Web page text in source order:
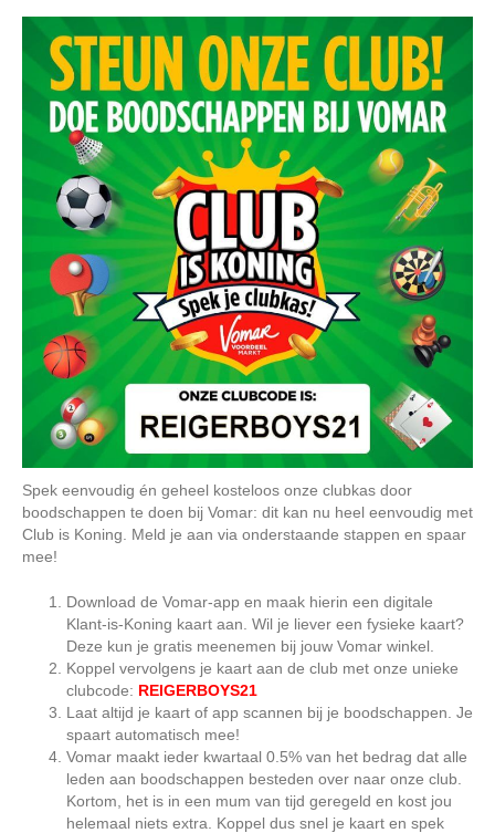
Spek eenvoudig én geheel kosteloos onze clubkas door
boodschappen te doen bij Vomar: dit kan nu heel eenvoudig met
Club is Koning. Meld je aan via onderstaande stappen en spaar
mee!
Download de Vomar-app en maak hierin een digitale
Klant-is-Koning kaart aan. Wil je liever een fysieke kaart?
Deze kun je gratis meenemen bij jouw Vomar winkel.
Koppel vervolgens je kaart aan de club met onze unieke
clubcode: REIGERBOYS21
Laat altijd je kaart of app scannen bij je boodschappen. Je
spaart automatisch mee!
Vomar maakt ieder kwartaal 0.5% van het bedrag dat alle
leden aan boodschappen besteden over naar onze club.
Kortom, het is in een mum van tijd geregeld en kost jou
helemaal niets extra. Koppel dus snel je kaart en spek